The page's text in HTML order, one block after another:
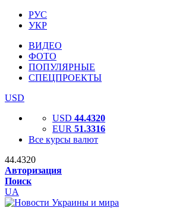
РУС
УКР
ВИДЕО
ФОТО
ПОПУЛЯРНЫЕ
СПЕЦПРОЕКТЫ
USD
USD 44.4320
EUR 51.3316
Все курсы валют
44.4320
Авторизация
Поиск
UA